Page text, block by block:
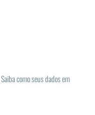
Saiba como seus dados em